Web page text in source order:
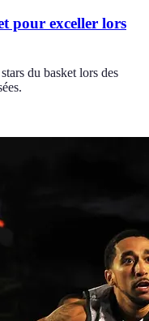
pour exceller lors
du basket lors des